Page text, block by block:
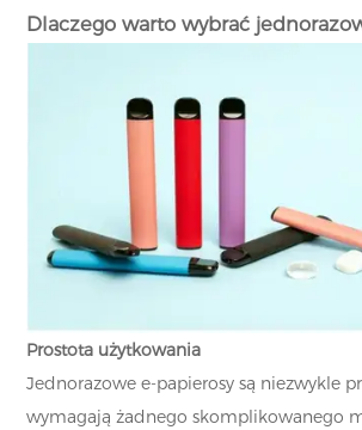
Dlaczego warto wybrać
Prostota użytkowania
Jednorazowe e-papierosy są niezwykle
wymagają żadnego skomplikowanego